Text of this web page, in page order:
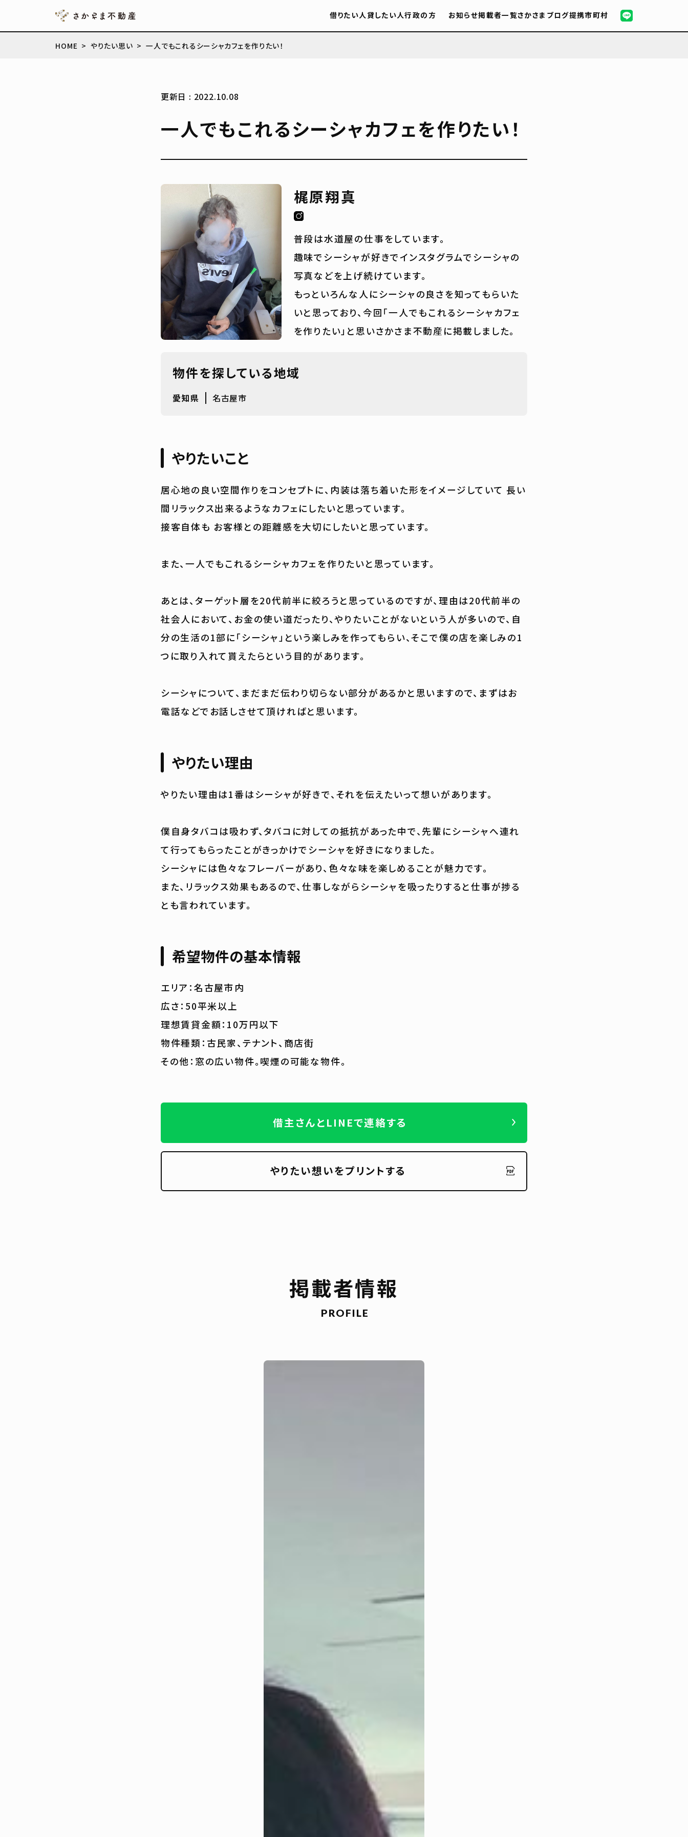
借りたい人貸したい人行政の方 お知らせ掲載者一覧さかさまブログ提携市町村
HOME やりたい思い 一人でもこれるシーシャカフェを作りたい！
更新日 : 2022.10.08
一人でもこれるシーシャカフェを作りたい！
梶原翔真
普段は水道屋の仕事をしています。
趣味でシーシャが好きでインスタグラムでシーシャの
写真などを上げ続けています。
もっといろんな人にシーシャの良さを知ってもらいた
いと思っており、今回「一人でもこれるシーシャカフェ
を作りたい」と思いさかさま不動産に掲載しました。
物件を探している地域
愛知県 名古屋市
やりたいこと
居心地の良い空間作りをコンセプトに、内装は落ち着いた形をイメージしていて 長い
間リラックス出来るようなカフェにしたいと思っています。
接客自体も お客様との距離感を大切にしたいと思っています。
また、一人でもこれるシーシャカフェを作りたいと思っています。
あとは、ターゲット層を20代前半に絞ろうと思っているのですが、理由は20代前半の
社会人において、お金の使い道だったり、やりたいことがないという人が多いので、自
分の生活の1部に「シーシャ」という楽しみを作ってもらい、そこで僕の店を楽しみの1
つに取り入れて貰えたらという目的があります。
シーシャについて、まだまだ伝わり切らない部分があるかと思いますので、まずはお
電話などでお話しさせて頂ければと思います。
やりたい理由
やりたい理由は1番はシーシャが好きで、それを伝えたいって想いがあります。
僕自身タバコは吸わず、タバコに対しての抵抗があった中で、先輩にシーシャへ連れ
て行ってもらったことがきっかけでシーシャを好きになりました。
シーシャには色々なフレーバーがあり、色々な味を楽しめることが魅力です。
また、リラックス効果もあるので、仕事しながらシーシャを吸ったりすると仕事が捗る
とも言われています。
希望物件の基本情報
エリア：名古屋市内
広さ：50平米以上
理想賃貸金額：10万円以下
物件種類：古民家、テナント、商店街
その他：窓の広い物件。喫煙の可能な物件。
借主さんとLINEで連絡する
やりたい想いをプリントする
掲載者情報
PROFILE